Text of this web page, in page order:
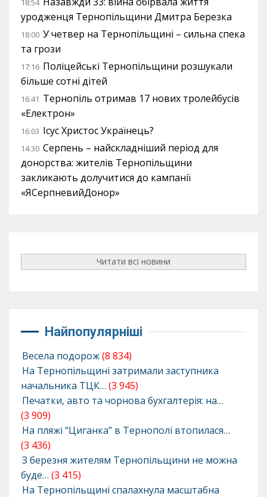
18:54
уродженця Тернопільщини Дмитра Березка
18:00 У четвер на Тернопільщині – сильна спека
та грози
17:16 Поліцейські Тернопільщини розшукали
більше сотні дітей
16:41 Тернопіль отримав 17 нових тролейбусів
«Електрон»
16:03 Ісус Христос Українець?
14:30 Серпень – найскладніший період для
донорства: жителів Тернопільщини
закликають долучитися до кампанії
«ЯСерпневийДонор»
Читати всі новини
Найпопулярніші
Весела подорож(8 834)
На Тернопільщині затримали заступника
начальника ТЦК… (3 945)
Печатки, авто та чорнова бухгалтерія: на…
(3 909)
На пляжі “Циганка” в Тернополі втопилася…
(3 436)
З березня жителям Тернопільщини не можна
буде… (3 415)
На Тернопільщині спалахнула масштабна